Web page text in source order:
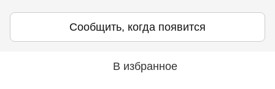
Сообщить, когда появится
В избранное